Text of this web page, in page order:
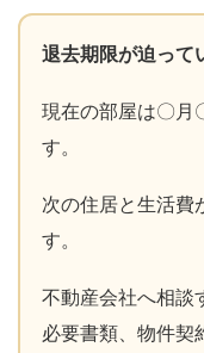
退去期限が迫って
現在の部屋は〇月
す。
次の住居と生活費
す。
不動産会社へ相談
必要書類、物件契